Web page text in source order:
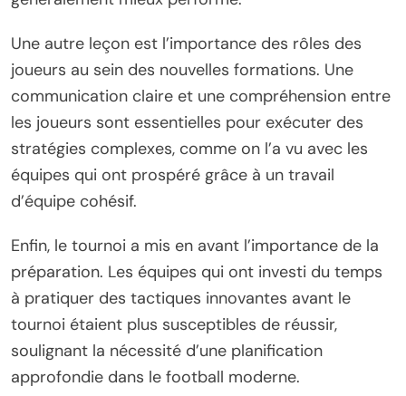
Une autre leçon est l’importance des rôles des
joueurs au sein des nouvelles formations. Une
communication claire et une compréhension entre
les joueurs sont essentielles pour exécuter des
stratégies complexes, comme on l’a vu avec les
équipes qui ont prospéré grâce à un travail
d’équipe cohésif.
Enfin, le tournoi a mis en avant l’importance de la
préparation. Les équipes qui ont investi du temps
à pratiquer des tactiques innovantes avant le
tournoi étaient plus susceptibles de réussir,
soulignant la nécessité d’une planification
approfondie dans le football moderne.